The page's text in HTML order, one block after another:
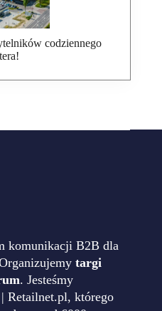
codziennego
komunikacji B2B dla
targi
. Jesteśmy
Retailnet.pl, którego